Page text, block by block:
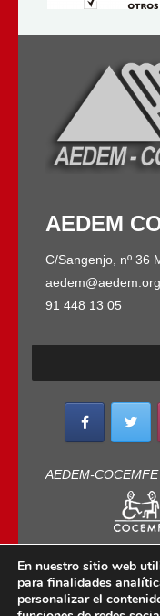
AEDEM
C/Sangenjo, nº 36
aedem@aedem.org
91 448 13 05
AEDEM-
En nuestro sitio web
para finalidades
personalizar el